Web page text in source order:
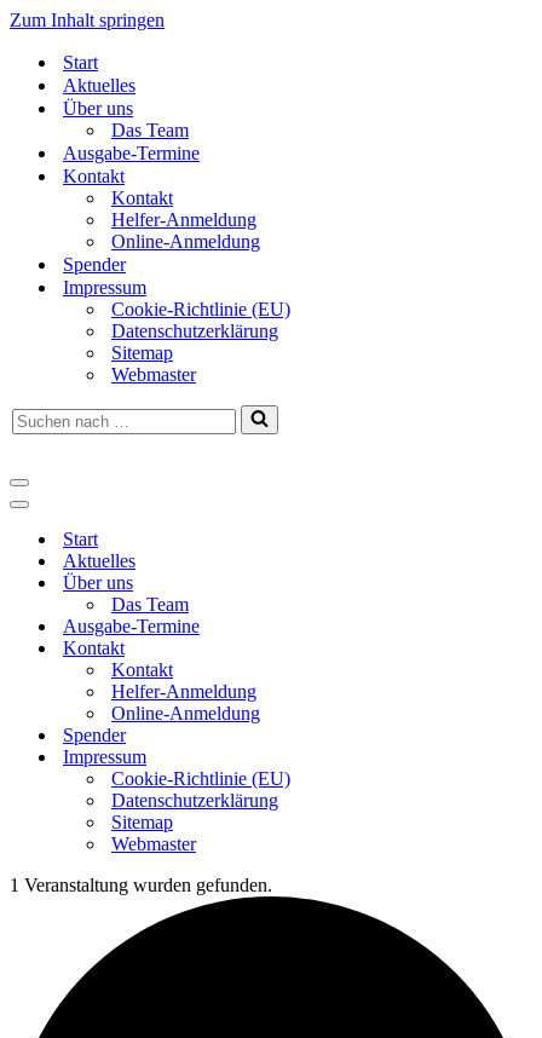
Zum Inhalt springen
Start
Aktuelles
Über uns
Das Team
Ausgabe-Termine
Kontakt
Kontakt
Helfer-Anmeldung
Online-Anmeldung
Spender
Impressum
Cookie-Richtlinie (EU)
Datenschutzerklärung
Sitemap
Webmaster
Suchen
nach …
Navigationsmenü
Navigationsmenü
Start
Aktuelles
Über uns
Das Team
Ausgabe-Termine
Kontakt
Kontakt
Helfer-Anmeldung
Online-Anmeldung
Spender
Impressum
Cookie-Richtlinie (EU)
Datenschutzerklärung
Sitemap
Webmaster
1 Veranstaltung wurden gefunden.